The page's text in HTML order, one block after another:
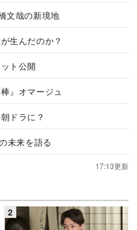
文哉の新境地
が生んだのか？
ト公開
』オマージュ
ドラに？
未来を語る
17:13更新